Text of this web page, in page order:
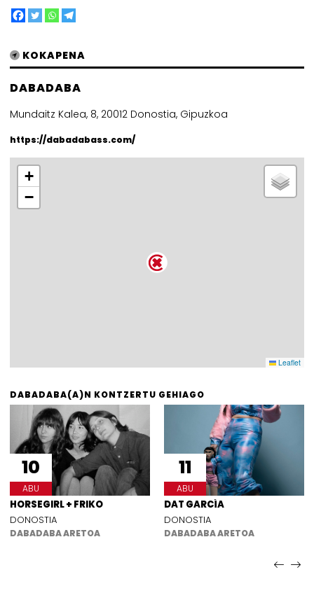
KOKAPENA
DABADABA
Mundaitz Kalea, 8, 20012 Donostia, Gipuzkoa
https://dabadabass.com/
+
−
Leaflet
DABADABA(A)N KONTZERTU GEHIAGO
10
ABU
HORSEGIRL + FRIKO
DONOSTIA
DABADABA ARETOA
11
ABU
DAT GARCÍA
DONOSTIA
DABADABA ARETOA